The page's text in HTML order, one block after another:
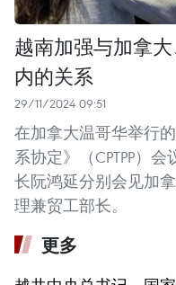
越南加强与加拿
内的关系
29/11/2024 09:51
在加拿大温哥华举行
系协定》（CPTPP）
长阮鸿延分别会见加
理兼贸工部长。 ​
更多